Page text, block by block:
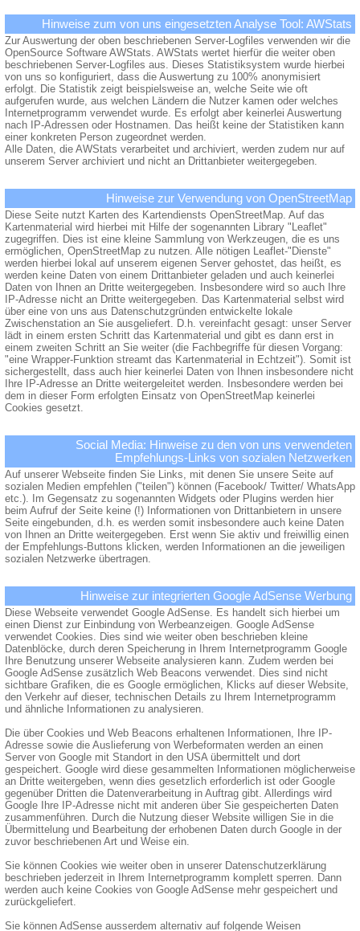
Hinweise zum von uns eingesetzten Analyse Tool: AWStats
Zur Auswertung der oben beschriebenen Server-Logfiles verwenden wir die
OpenSource Software AWStats. AWStats wertet hierfür die weiter oben
beschriebenen Server-Logfiles aus. Dieses Statistiksystem wurde hierbei
von uns so konfiguriert, dass die Auswertung zu 100% anonymisiert
erfolgt. Die Statistik zeigt beispielsweise an, welche Seite wie oft
aufgerufen wurde, aus welchen Ländern die Nutzer kamen oder welches
Internetprogramm verwendet wurde. Es erfolgt aber keinerlei Auswertung
nach IP-Adressen oder Hostnamen. Das heißt keine der Statistiken kann
einer konkreten Person zugeordnet werden.
Alle Daten, die AWStats verarbeitet und archiviert, werden zudem nur auf
unserem Server archiviert und nicht an Drittanbieter weitergegeben.
Hinweise zur Verwendung von OpenStreetMap
Diese Seite nutzt Karten des Kartendiensts OpenStreetMap. Auf das
Kartenmaterial wird hierbei mit Hilfe der sogenannten Library "Leaflet"
zugegriffen. Dies ist eine kleine Sammlung von Werkzeugen, die es uns
ermöglichen, OpenStreetMap zu nutzen. Alle nötigen Leaflet-"Dienste"
werden hierbei lokal auf unserem eigenen Server gehostet, das heißt, es
werden keine Daten von einem Drittanbieter geladen und auch keinerlei
Daten von Ihnen an Dritte weitergegeben. Insbesondere wird so auch Ihre
IP-Adresse nicht an Dritte weitergegeben. Das Kartenmaterial selbst wird
über eine von uns aus Datenschutzgründen entwickelte lokale
Zwischenstation an Sie ausgeliefert. D.h. vereinfacht gesagt: unser Server
lädt in einem ersten Schritt das Kartenmaterial und gibt es dann erst in
einem zweiten Schritt an Sie weiter (die Fachbegriffe für diesen Vorgang:
"eine Wrapper-Funktion streamt das Kartenmaterial in Echtzeit"). Somit ist
sichergestellt, dass auch hier keinerlei Daten von Ihnen insbesondere nicht
Ihre IP-Adresse an Dritte weitergeleitet werden. Insbesondere werden bei
dem in dieser Form erfolgten Einsatz von OpenStreetMap keinerlei
Cookies gesetzt.
Social Media: Hinweise zu den von uns verwendeten
Empfehlungs-Links von sozialen Netzwerken
Auf unserer Webseite finden Sie Links, mit denen Sie unsere Seite auf
sozialen Medien empfehlen ("teilen") können (Facebook/ Twitter/ WhatsApp
etc.). Im Gegensatz zu sogenannten Widgets oder Plugins werden hier
beim Aufruf der Seite keine (!) Informationen von Drittanbietern in unsere
Seite eingebunden, d.h. es werden somit insbesondere auch keine Daten
von Ihnen an Dritte weitergegeben. Erst wenn Sie aktiv und freiwillig einen
der Empfehlungs-Buttons klicken, werden Informationen an die jeweiligen
sozialen Netzwerke übertragen.
Hinweise zur integrierten Google AdSense Werbung
Diese Webseite verwendet Google AdSense. Es handelt sich hierbei um
einen Dienst zur Einbindung von Werbeanzeigen. Google AdSense
verwendet Cookies. Dies sind wie weiter oben beschrieben kleine
Datenblöcke, durch deren Speicherung in Ihrem Internetprogramm Google
Ihre Benutzung unserer Webseite analysieren kann. Zudem werden bei
Google AdSense zusätzlich Web Beacons verwendet. Dies sind nicht
sichtbare Grafiken, die es Google ermöglichen, Klicks auf dieser Website,
den Verkehr auf dieser, technischen Details zu Ihrem Internetprogramm
und ähnliche Informationen zu analysieren.
Die über Cookies und Web Beacons erhaltenen Informationen, Ihre IP-
Adresse sowie die Auslieferung von Werbeformaten werden an einen
Server von Google mit Standort in den USA übermittelt und dort
gespeichert. Google wird diese gesammelten Informationen möglicherweise
an Dritte weitergeben, wenn dies gesetzlich erforderlich ist oder Google
gegenüber Dritten die Datenverarbeitung in Auftrag gibt. Allerdings wird
Google Ihre IP-Adresse nicht mit anderen über Sie gespeicherten Daten
zusammenführen. Durch die Nutzung dieser Website willigen Sie in die
Übermittelung und Bearbeitung der erhobenen Daten durch Google in der
zuvor beschriebenen Art und Weise ein.
Sie können Cookies wie weiter oben in unserer Datenschutzerklärung
beschrieben jederzeit in Ihrem Internetprogramm komplett sperren. Dann
werden auch keine Cookies von Google AdSense mehr gespeichert und
zurückgeliefert.
Sie können AdSense ausserdem alternativ auf folgende Weisen